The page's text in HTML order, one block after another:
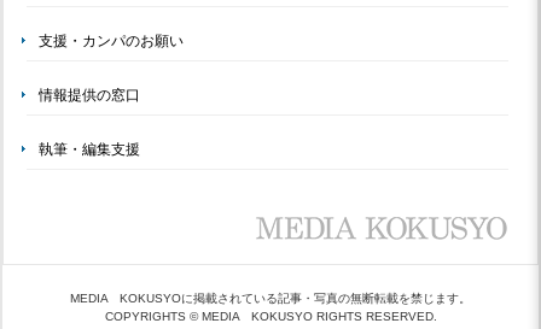
支援・カンパのお願い
情報提供の窓口
執筆・編集支援
MEDIA KOKUSYOに掲載されている記事・写真の無断転載を禁じます。
COPYRIGHTS © MEDIA KOKUSYO RIGHTS RESERVED.